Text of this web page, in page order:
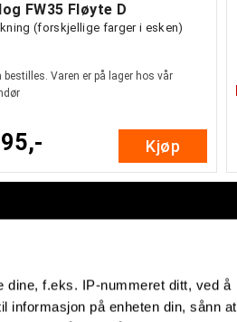
dine, f.eks. IP-nummeret ditt, ved å
informasjon på enheten din, sånn at
FW35 Fløyte D
(forskjellige farger i esken)
bestilles. Varen er på lager hos vår
Kjøp